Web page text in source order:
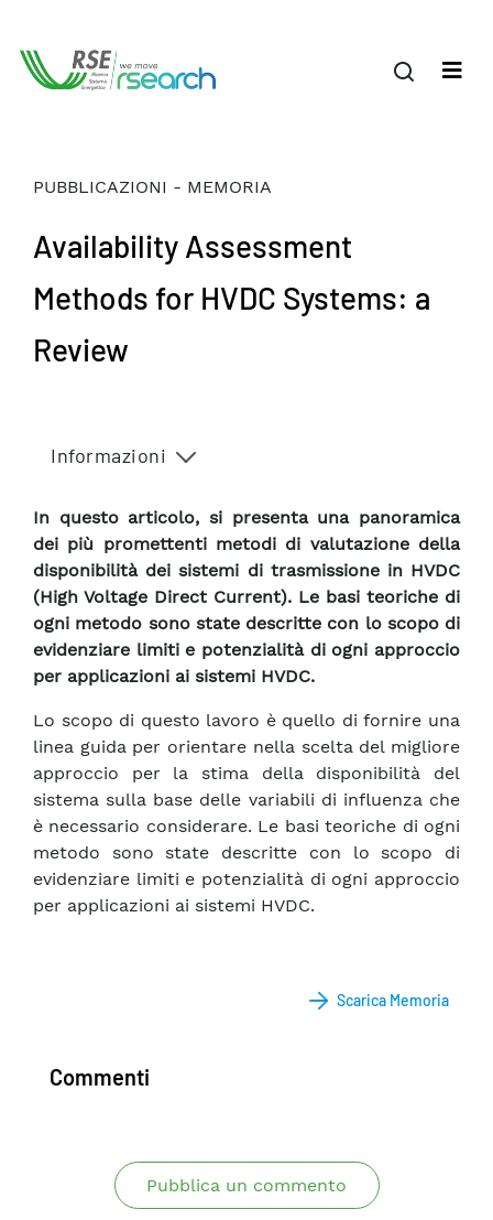
PUBBLICAZIONI - MEMORIA
Availability Assessment
Methods for HVDC Systems: a
Review
Informazioni
In questo articolo, si presenta una panoramica
dei più promettenti metodi di valutazione della
disponibilità dei sistemi di trasmissione in HVDC
(High Voltage Direct Current). Le basi teoriche di
ogni metodo sono state descritte con lo scopo di
evidenziare limiti e potenzialità di ogni approccio
per applicazioni ai sistemi HVDC.
Lo scopo di questo lavoro è quello di fornire una
linea guida per orientare nella scelta del migliore
approccio per la stima della disponibilità del
sistema sulla base delle variabili di influenza che
è necessario considerare. Le basi teoriche di ogni
metodo sono state descritte con lo scopo di
evidenziare limiti e potenzialità di ogni approccio
per applicazioni ai sistemi HVDC.
Scarica Memoria
Commenti
Pubblica un commento